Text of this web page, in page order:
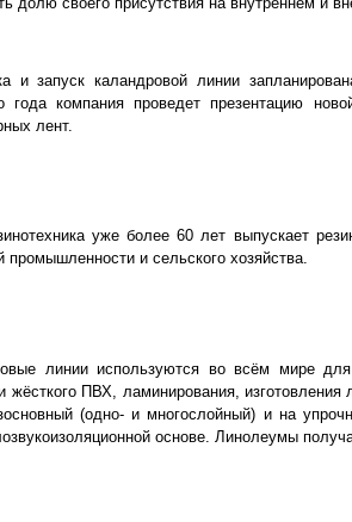
и запуск каландровой линии
года компания проведет презентацию
лент.
уже более 60 лет выпускает
промышленности и сельского хозяйства.
линии используются во всём мире
жёсткого ПВХ, ламинирования,
(одно- и многослойный) и на
основе. Линолеумы